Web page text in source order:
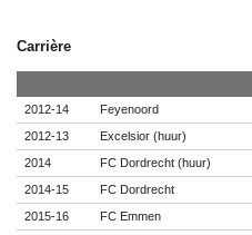
Carrière
2012-14
Feyenoord
2012-13
Excelsior (huur)
2014
FC Dordrecht (huur)
2014-15
FC Dordrecht
2015-16
FC Emmen